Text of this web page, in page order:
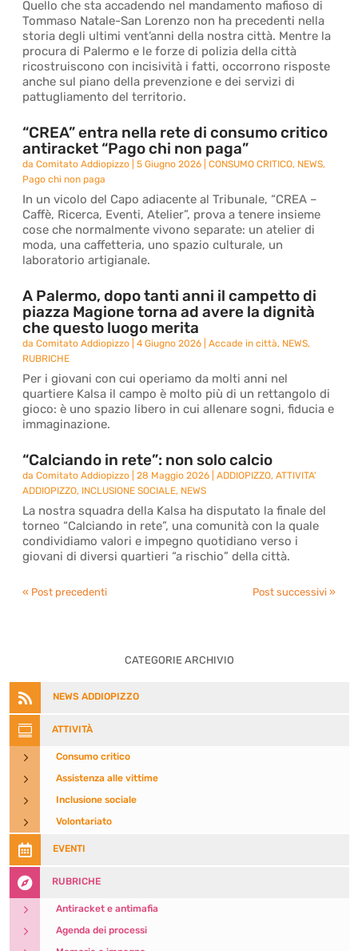
Quello che sta accadendo nel mandamento mafioso di
Tommaso Natale-San Lorenzo non ha precedenti nella
storia degli ultimi vent’anni della nostra città. Mentre la
procura di Palermo e le forze di polizia della città
ricostruiscono con incisività i fatti, occorrono risposte
anche sul piano della prevenzione e dei servizi di
pattugliamento del territorio.
“CREA” entra nella rete di consumo critico
antiracket “Pago chi non paga”
daComitato Addiopizzo |5 Giugno 2026 |CONSUMO CRITICO, NEWS,
Pago chi non paga
In un vicolo del Capo adiacente al Tribunale, “CREA –
Caffè, Ricerca, Eventi, Atelier”, prova a tenere insieme
cose che normalmente vivono separate: un atelier di
moda, una caffetteria, uno spazio culturale, un
laboratorio artigianale.
A Palermo, dopo tanti anni il campetto di
piazza Magione torna ad avere la dignità
che questo luogo merita
daComitato Addiopizzo |4 Giugno 2026 |Accade in città, NEWS,
RUBRICHE
Per i giovani con cui operiamo da molti anni nel
quartiere Kalsa il campo è molto più di un rettangolo di
gioco: è uno spazio libero in cui allenare sogni, fiducia e
immaginazione.
“Calciando in rete”: non solo calcio
daComitato Addiopizzo |28 Maggio 2026 |ADDIOPIZZO,ATTIVITA'
ADDIOPIZZO, INCLUSIONE SOCIALE, NEWS
La nostra squadra della Kalsa ha disputato la finale del
torneo “Calciando in rete”, una comunità con la quale
condividiamo valori e impegno quotidiano verso i
giovani di diversi quartieri “a rischio” della città.
« Post precedenti Post successivi »
CATEGORIE ARCHIVIO
 NEWS ADDIOPIZZO
 ATTIVITÀ
5 Consumo critico
5 Assistenza alle vittime
5 Inclusione sociale
5 Volontariato
 EVENTI
 RUBRICHE
5 Antiracket e antimafia
5 Agenda dei processi